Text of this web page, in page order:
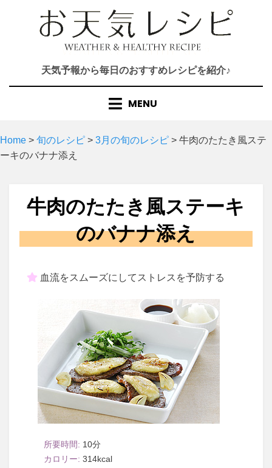
天気予報から毎日のおすすめレシピを紹介♪
MENU
Home > 旬のレシピ > 3月の旬のレシピ > 牛肉のたたき風ステ
ーキのバナナ添え
牛肉のたたき風ステーキ
のバナナ添え
血流をスムーズにしてストレスを予防する
10
314